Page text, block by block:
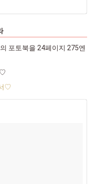
포토북을 24페이지 275엔
♡
♡